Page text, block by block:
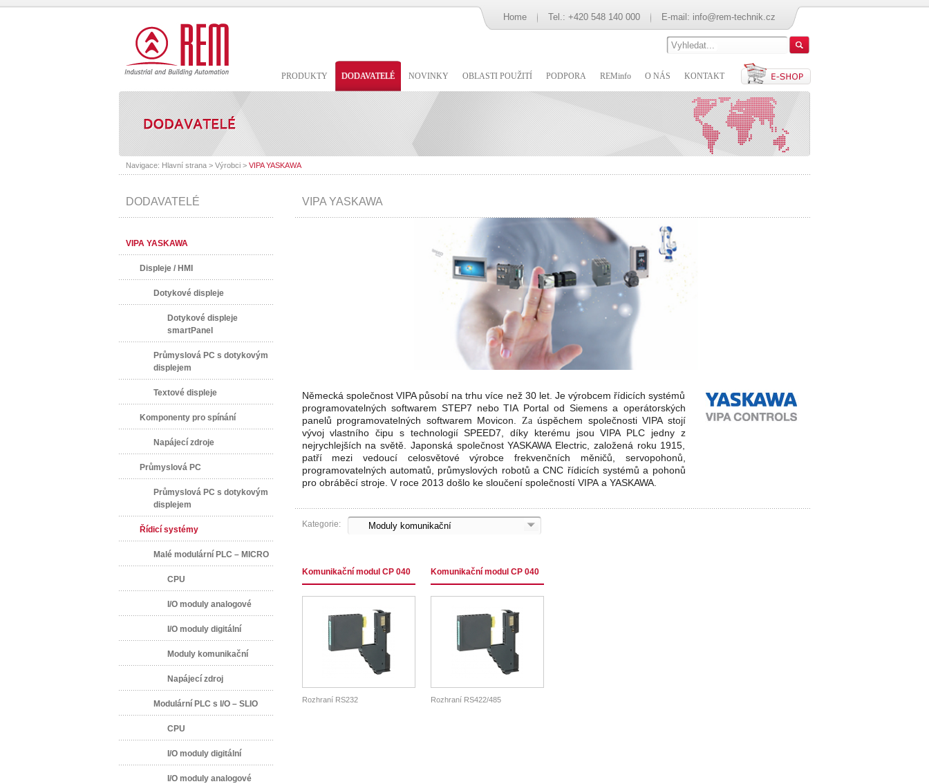
Home Tel.: +420 548 140 000 E-mail: info@rem-technik.cz
PRODUKTY DODAVATELÉ NOVINKY OBLASTI POUŽITÍ PODPORA REMinfo O NÁS KONTAKT
Navigace: Hlavní strana> Výrobci> VIPA YASKAWA
DODAVATELÉ
VIPA YASKAWA
Displeje / HMI
Dotykové displeje
Dotykové displeje
smartPanel
Průmyslová PC s dotykovým
displejem
Textové displeje
Komponenty pro spínání
Napájecí zdroje
Průmyslová PC
Průmyslová PC s dotykovým
displejem
Řídicí systémy
Malé modulární PLC – MICRO
CPU
I/O moduly analogové
I/O moduly digitální
Moduly komunikační
Napájecí zdroj
Modulární PLC s I/O – SLIO
CPU
I/O moduly digitální
I/O moduly analogové
VIPA YASKAWA
Německá společnost VIPA působí na trhu více než 30 let. Je výrobcem řídicích systémů
programovatelných softwarem STEP7 nebo TIA Portal od Siemens a operátorských
panelů programovatelných softwarem Movicon. Za úspěchem společnostiVIPA stojí
vývojvlastního čipu s technologií SPEED7, díky kterému jsou VIPA PLC jedny z
nejrychlejších na světě. Japonská společnost YASKAWA Electric, založená roku 1915,
patří mezi vedoucí celosvětové výrobce frekvenčních měničů, servopohonů,
programovatelných automatů, průmyslových robotů a CNC řídicích systémů a pohonů
pro obráběcí stroje. V roce 2013 došlo ke sloučení společností VIPA a YASKAWA.
Kategorie:
Komunikační modul CP 040
Rozhraní RS232
Komunikační modul CP 040
Rozhraní RS422/485